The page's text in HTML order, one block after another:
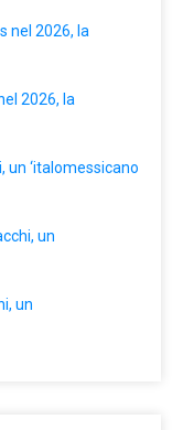
nel 2026, la
2026, la
un ‘italomessicano
un
un